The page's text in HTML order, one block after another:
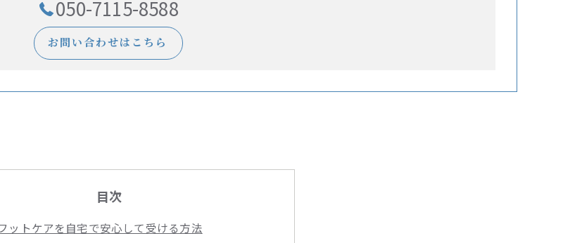
050-7115-8588
お問い合わせはこちら
目次
ットケアを自宅で安心して受ける方法